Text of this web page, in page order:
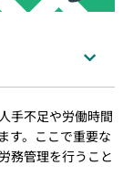
手不足や労働時間
す。ここで重要な
務管理を行うこと